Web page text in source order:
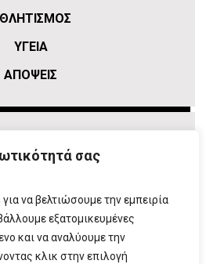
σας
να βελτιώσουμε την εμπειρία
εξατομικευμένες
και να αναλύουμε την
κλικ στην επιλογή
ΥΓΕΙΑ
ΑΠΟΨΕΙΣ